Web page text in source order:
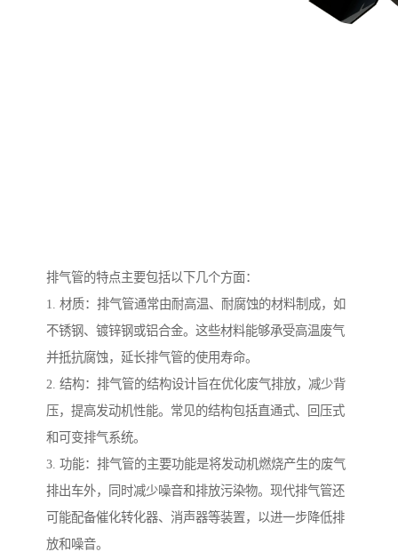
排气管的特点主要包括以下几个方面：
1. 材质：排气管通常由耐高温、耐腐蚀的材料制成，如
不锈钢、镀锌钢或铝合金。这些材料能够承受高温废气
并抵抗腐蚀，延长排气管的使用寿命。
2. 结构：排气管的结构设计旨在优化废气排放，减少背
压，提高发动机性能。常见的结构包括直通式、回压式
和可变排气系统。
3. 功能：排气管的主要功能是将发动机燃烧产生的废气
排出车外，同时减少噪音和排放污染物。现代排气管还
可能配备催化转化器、消声器等装置，以进一步降低排
放和噪音。